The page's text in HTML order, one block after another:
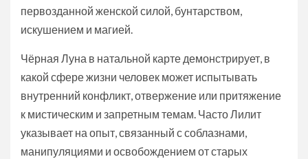
первозданной женской силой, бунтарством,
искушением и магией.
Чёрная Луна в натальной карте демонстрирует, в
какой сфере жизни человек может испытывать
внутренний конфликт, отвержение или притяжение
к мистическим и запретным темам. Часто Лилит
указывает на опыт, связанный с соблазнами,
манипуляциями и освобождением от старых